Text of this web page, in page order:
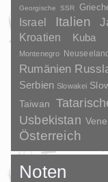
Georgische SSR
Israel
Italien
Kroatien Kuba
Montenegro Neuseeland
Rumänien
Serbien Slowakei
Taiwan
Usbekistan
Österreich
Noten